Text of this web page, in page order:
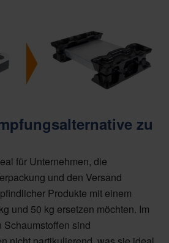
zu
für Unternehmen, die
und den Versand
Produkte mit einem
und 50 kg ersetzen möchten. Im
Schaumstoffen sind